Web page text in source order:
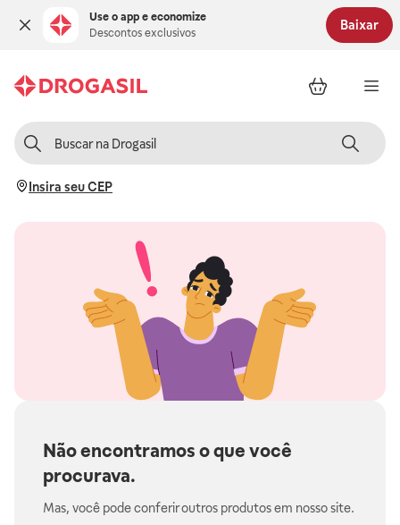
Use o app e economize
Descontos exclusivos
Baixar
Insira seu CEP
Não encontramos o que você
procurava.
Mas, você pode conferir outros produtos em nosso site.